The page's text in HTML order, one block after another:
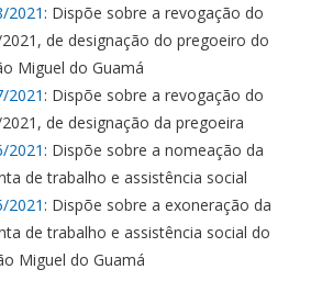
2021 : Dispõe sobre a revogação do
de designação do pregoeiro do
Miguel do Guamá
2021 : Dispõe sobre a revogação do
de designação da pregoeira
2021 : Dispõe sobre a nomeação da
de trabalho e assistência social
2021 : Dispõe sobre a exoneração da
de trabalho e assistência social do
Miguel do Guamá